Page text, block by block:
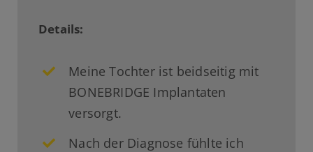
Details:
Meine Tochter ist beidseitig mit
BONEBRIDGE Implantaten
versorgt.
Nach der Diagnose fühlte ich